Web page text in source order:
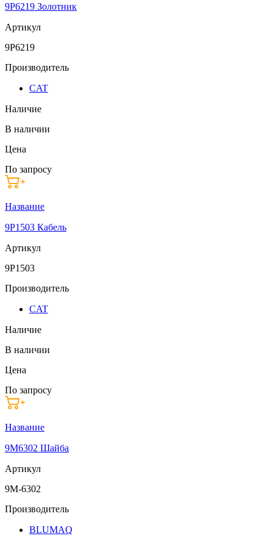
9P6219 Золотник
Артикул
9P6219
Производитель
CAT
Наличие
В наличии
Цена
По запросу
Название
9P1503 Кабель
Артикул
9P1503
Производитель
CAT
Наличие
В наличии
Цена
По запросу
Название
9M6302 Шайба
Артикул
9M-6302
Производитель
BLUMAQ